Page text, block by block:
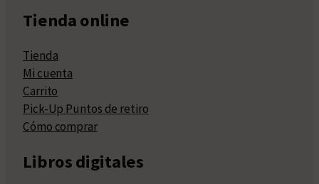
Tienda online
Tienda
Mi cuenta
Carrito
Pick-Up Puntos de retiro
Cómo comprar
Libros digitales